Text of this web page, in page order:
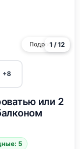
Подробнее
1 / 12
+8
или 2
5